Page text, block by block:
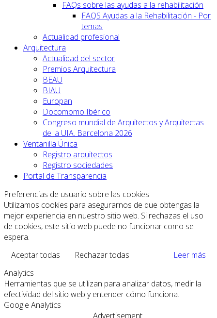
FAQs sobre las ayudas a la rehabilitación
FAQS Ayudas a la Rehabilitación - Por
temas
Actualidad profesional
Arquitectura
Actualidad del sector
Premios Arquitectura
BEAU
BIAU
Europan
Docomomo Ibérico
Congreso mundial de Arquitectos y Arquitectas
de la UIA. Barcelona 2026
Ventanilla Única
Registro arquitectos
Registro sociedades
Portal de Transparencia
Preferencias de usuario sobre las cookies
Utilizamos cookies para asegurarnos de que obtengas la
mejor experiencia en nuestro sitio web. Si rechazas el uso
de cookies, este sitio web puede no funcionar como se
espera.
Aceptar todas
Rechazar todas
Leer más
Analytics
Herramientas que se utilizan para analizar datos, medir la
efectividad del sitio web y entender cómo funciona.
Google Analytics
Advertisement